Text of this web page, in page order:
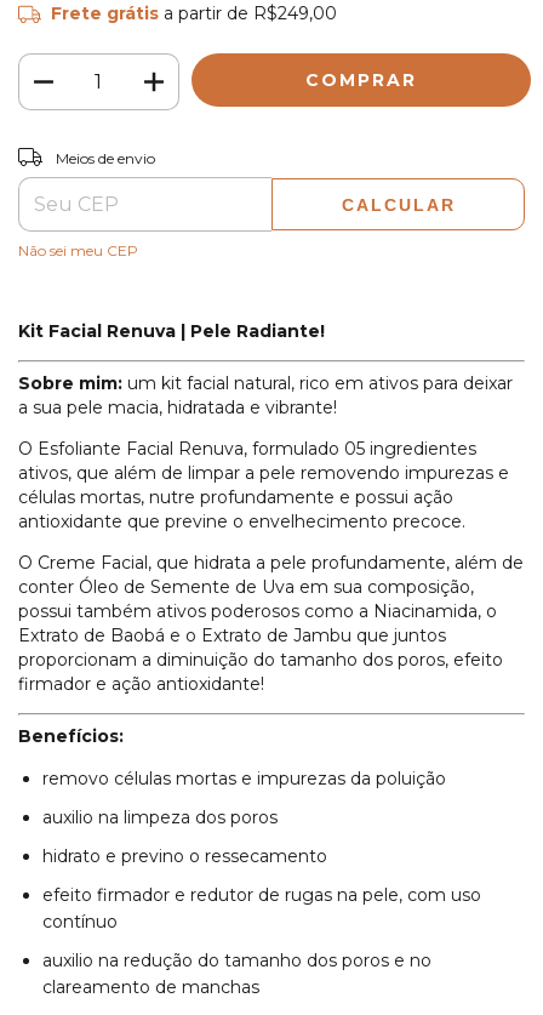
Frete grátis a partir de R$249,00
Entregas para o CEP:
Meios de envio
CALCULAR
Não sei meu CEP
Kit Facial Renuva | Pele Radiante!
Sobre mim: um kit facial natural, rico em ativos para deixar
a sua pele macia, hidratada e vibrante!
O Esfoliante Facial Renuva, formulado 05 ingredientes
ativos, que além de limpar a pele removendo impurezas e
células mortas, nutre profundamente e possui ação
antioxidante que previne o envelhecimento precoce.
O Creme Facial, que hidrata a pele profundamente, além de
conter Óleo de Semente de Uva em sua composição,
possui também ativos poderosos como a Niacinamida, o
Extrato de Baobá e o Extrato de Jambu que juntos
proporcionam a diminuição do tamanho dos poros, efeito
firmador e ação antioxidante!
Benefícios:
removo células mortas e impurezas da poluição
auxilio na limpeza dos poros
hidrato e previno o ressecamento
efeito firmador e redutor de rugas na pele, com uso
contínuo
auxilio na redução do tamanho dos poros e no
clareamento de manchas